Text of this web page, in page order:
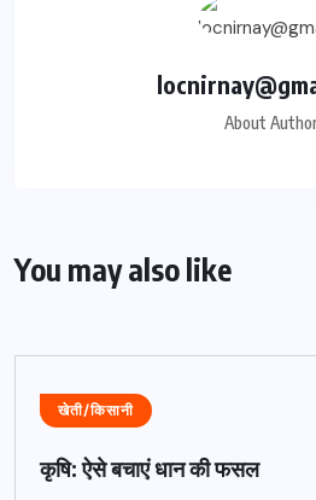
About Author
You may also like
खेती/किसानी
कृषि: ऐसे बचाएं धान की फसल